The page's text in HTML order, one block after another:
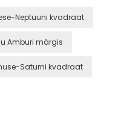
Neptuuni kvadraat
Amburi märgis
Saturni kvadraat